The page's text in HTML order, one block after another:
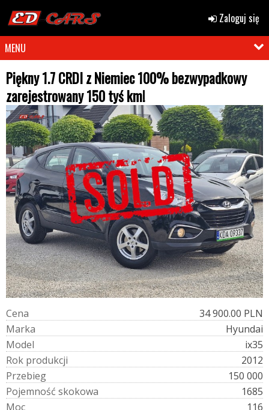
Zaloguj się
MENU
Piękny 1.7 CRDI z Niemiec 100% bezwypadkowy
zarejestrowany 150 tyś km!
Cena
34 900.00 PLN
Marka
Hyundai
Model
ix35
Rok produkcji
2012
Przebieg
150 000
Pojemność skokowa
1685
Moc
116